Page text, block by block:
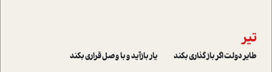
تیر
طایر دولت اگر باز گذاری بکند یار بازآید و با وصل قراری بکند